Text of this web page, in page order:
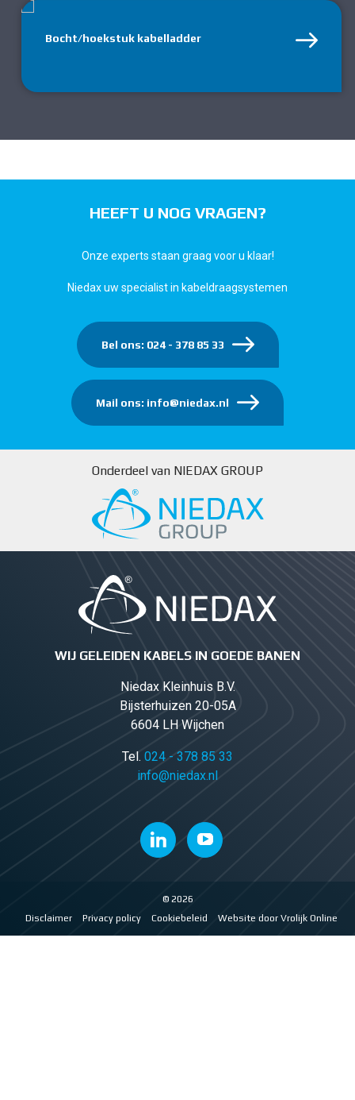
Bocht/hoekstuk kabelladder
HEEFT U NOG VRAGEN?
Onze experts staan graag voor u klaar!
Niedax uw specialist in kabeldraagsystemen
Bel ons: 024 - 378 85 33
Mail ons: info@niedax.nl
Onderdeel van NIEDAX GROUP
WIJ GELEIDEN KABELS IN GOEDE BANEN
Niedax Kleinhuis B.V.
Bijsterhuizen 20-05A
6604 LH Wijchen
Tel. 024 - 378 85 33
info@niedax.nl
© 2026
Disclaimer
Privacy policy Cookiebeleid Website door Vrolijk Online